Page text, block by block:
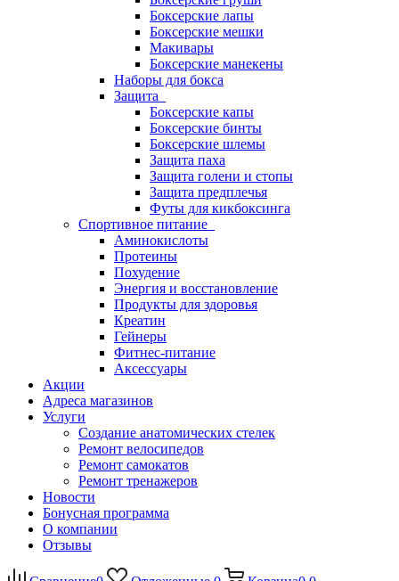
Боксерские лапы
Боксерские мешки
Макивары
Боксерские манекены
Наборы для бокса
Защита
Боксерские капы
Боксерские бинты
Боксерские шлемы
Защита паха
Защита голени и стопы
Защита предплечья
Футы для кикбоксинга
Спортивное питание
Аминокислоты
Протеины
Похудение
Энергия и восстановление
Продукты для здоровья
Креатин
Гейнеры
Фитнес-питание
Аксессуары
Акции
Адреса магазинов
Услуги
Создание анатомических стелек
Ремонт велосипедов
Ремонт самокатов
Ремонт тренажеров
Новости
Бонусная программа
О компании
Отзывы